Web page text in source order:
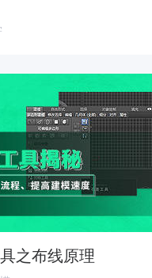
之布线原理